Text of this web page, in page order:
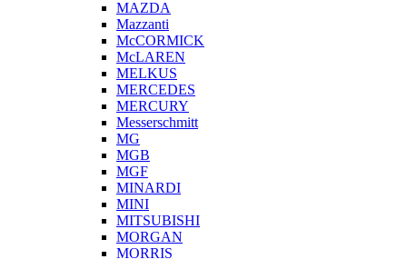
MAZDA
Mazzanti
McCORMICK
McLAREN
MELKUS
MERCEDES
MERCURY
Messerschmitt
MG
MGB
MGF
MINARDI
MINI
MITSUBISHI
MORGAN
MORRIS